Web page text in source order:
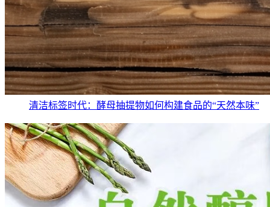
清洁标签时代：酵母抽提物如何构建食品的“天然本味”